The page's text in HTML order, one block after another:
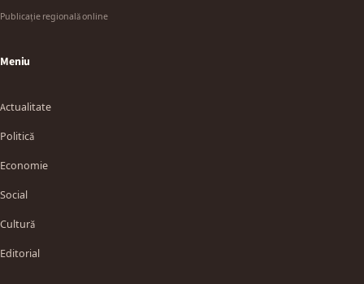
Publicație regională online
Meniu
Actualitate
Politică
Economie
Social
Cultură
Editorial